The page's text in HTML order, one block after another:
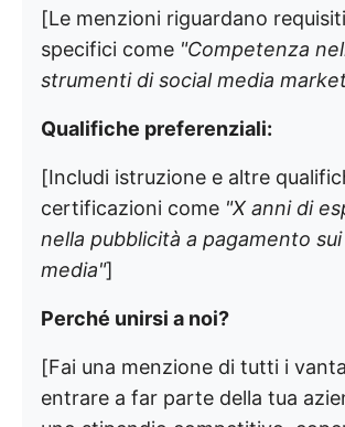
[Le menzioni riguardano
specifici come "Competenza
strumenti di social media
Qualifiche preferenziali:
[Includi istruzione e altre
certificazioni come "X anni di
nella pubblicità a pagamento
media"]
Perché unirsi a noi?
[Fai una menzione di tutti i
entrare a far parte della tua